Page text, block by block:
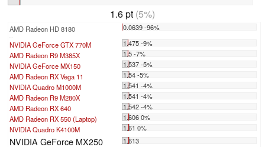
1.6 pt (5%)
AMD Radeon HD 8180 0.0639 -96%
NVIDIA GeForce GTX 770M
1.475 -9%
AMD Radeon R9 M385X
1.5 -7%
NVIDIA GeForce MX150
1.537 -5%
AMD Radeon RX Vega 11
1.54 -5%
NVIDIA Quadro M1000M
1.541 -4%
AMD Radeon R9 M280X
1.541 -4%
AMD Radeon RX 640
1.542 -4%
AMD Radeon RX 550 (Laptop)
1.606 0%
NVIDIA Quadro K4100M
1.61 0%
NVIDIA GeForce MX250
1.613